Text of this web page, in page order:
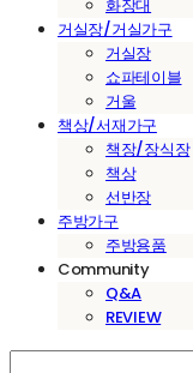
화장대
거실장/거실가구
거실장
쇼파테이블
거울
책상/서재가구
책장/장식장
책상
선반장
주방가구
주방용품
Community
Q&A
REVIEW